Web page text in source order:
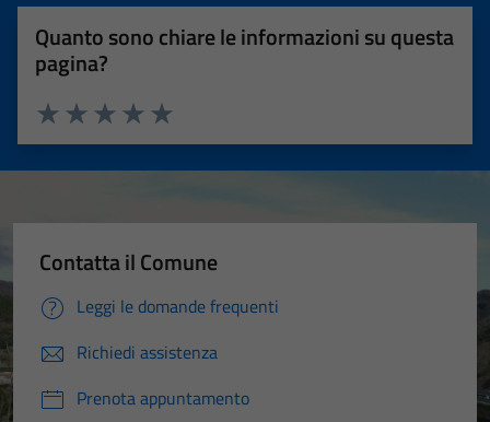
Quanto sono chiare le informazioni su questa
pagina?
Valuta 5 stelle su 5
Valuta 4 stelle su 5
Valuta 3 stelle su 5
Valuta 2 stelle su 5
Valuta 1 stelle su 5
Contatta il Comune
Leggi le domande frequenti
Richiedi assistenza
Prenota appuntamento